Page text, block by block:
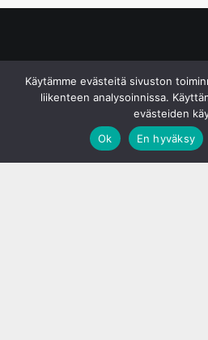
Käytämme evästeitä sivuston
liikenteen analysoinnissa.
evästeiden
Ok
En hyväksy